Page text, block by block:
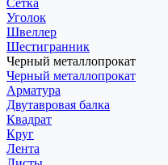
Сетка
Уголок
Швеллер
Шестигранник
Черный металлопрокат
Черный металлопрокат
Арматура
Двутавровая балка
Квадрат
Круг
Лента